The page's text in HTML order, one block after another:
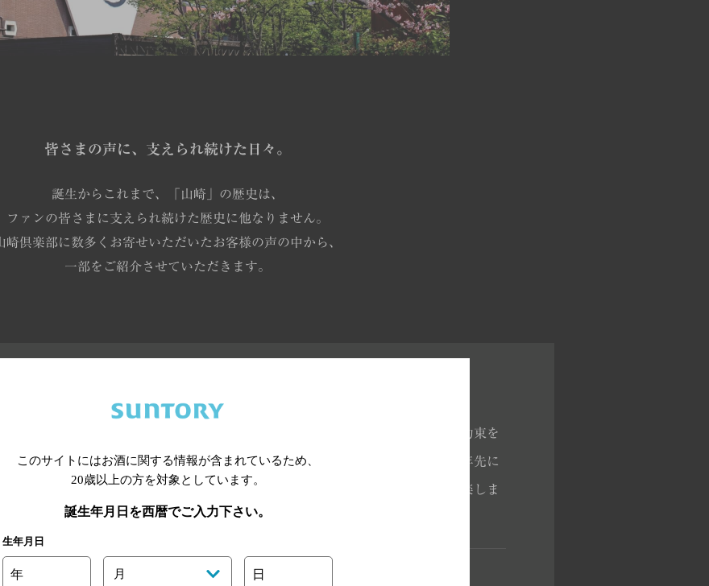
皆さまの声に、支えられ続けた日々。
誕生からこれまで、「山崎」の歴史は、
ファンの皆さまに支えられ続けた歴史に他なりません。
崎倶楽部に数多くお寄せいただいたお客様の声の中から、
一部をご紹介させていただきます。
酒屋さんで山崎12年と出会いました。20年後に娘と飲む特別なお酒とし、その約束を
なかなかお目にかかることないジャパニーズウイスキーとの再会とこれから20年先に
楽しみにしています。素晴らしいウイスキーをこれからも作って私達ファンを楽しま
このサイトにはお酒に関する情報が含まれているため、
20歳以上の方を対象としています。
誕生年月日を西暦でご入力下さい。
生年月日
年 月 日